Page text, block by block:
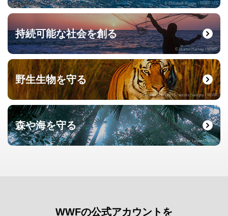
© Elisabeth Kruger / WWF-US
持続可能な社会を創る
© Martin Harvey / WWF
野生生物を守る
© naturepl.com / Francois Savigny / WWF
森や海を守る
© Roger Leguen / WWF
WWFの公式アカウントを